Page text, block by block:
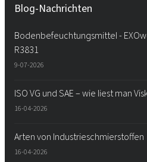
Blog-Nachrichten
Bodenbefeuchtungsmittel -
R3831
9-07-2026
ISO VG und SAE – wie liest man
16-04-2026
Arten von Industrieschmierstoffen
16-04-2026